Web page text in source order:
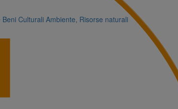
Culturali Ambiente, Risorse naturali